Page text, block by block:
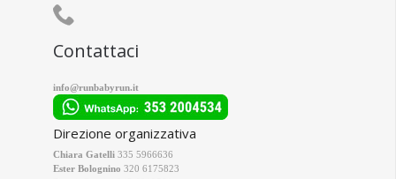

Contattaci
info@runbabyrun.it
Direzione organizzativa
Chiara Gatelli 335 5966636
Ester Bolognino 320 6175823